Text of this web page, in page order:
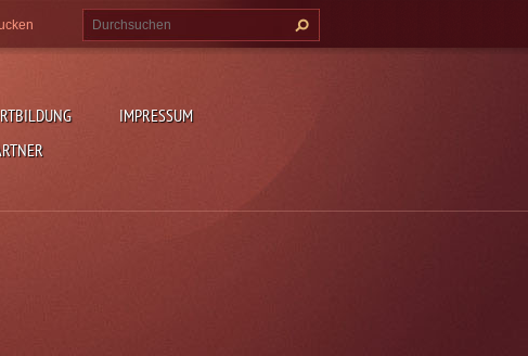
IMPRESSUM